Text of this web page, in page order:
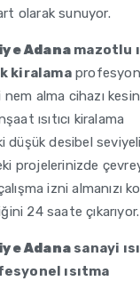
olarak sunuyor.
Adana mazotlu
kiralama
alma cihazı
ısıtıcı kiralama
desibel
projelerinizde
izni almanızı
24 saate çıkarıyor.
Adana sanayi
ısıtma